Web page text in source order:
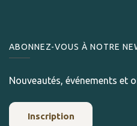
ABONNEZ-VOUS À NOTRE
Nouveautés, événements et
Inscription